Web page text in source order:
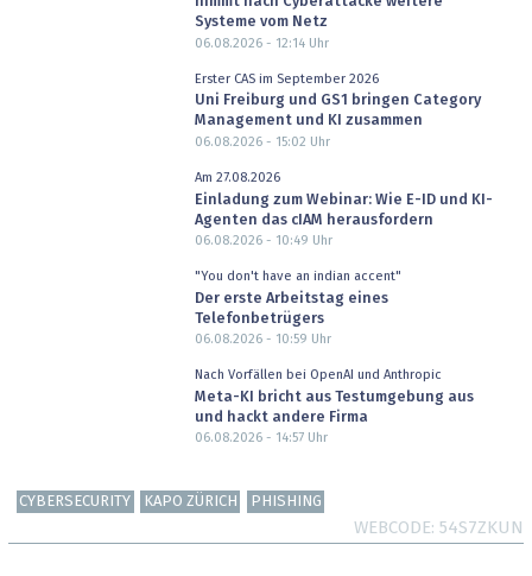
Systeme vom Netz
06.08.2026 - 12:14Uhr
Erster CAS im September 2026
Uni Freiburg und GS1 bringen Category
Management und KI zusammen
06.08.2026 - 15:02 Uhr
Am 27.08.2026
Einladung zum Webinar: Wie E-ID und KI-
Agenten das cIAM herausfordern
06.08.2026 - 10:49 Uhr
"You don't have an indian accent"
Der erste Arbeitstag eines
Telefonbetrügers
06.08.2026 - 10:59 Uhr
Nach Vorfällen bei OpenAI und Anthropic
Meta-KI bricht aus Testumgebung aus
und hackt andere Firma
06.08.2026 - 14:57Uhr
CYBERSECURITY KAPO ZÜRICH PHISHING
WEBCODE 54S7ZKUN